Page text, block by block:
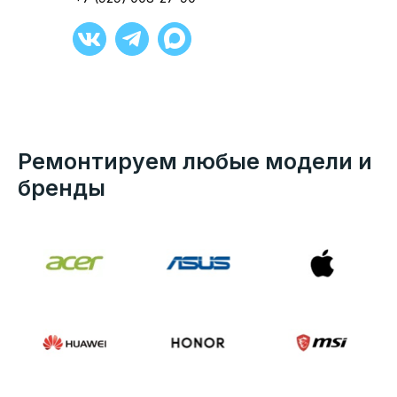
Ремонтируем любые модели и
бренды